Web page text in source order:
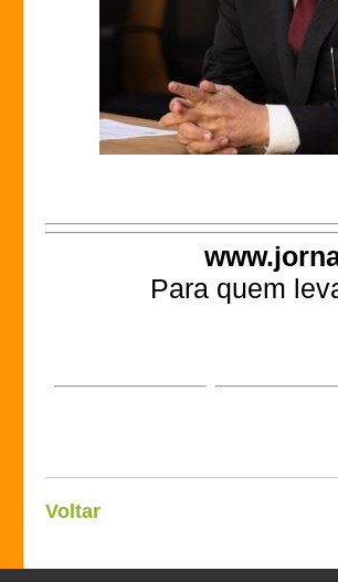
Para quem
Voltar